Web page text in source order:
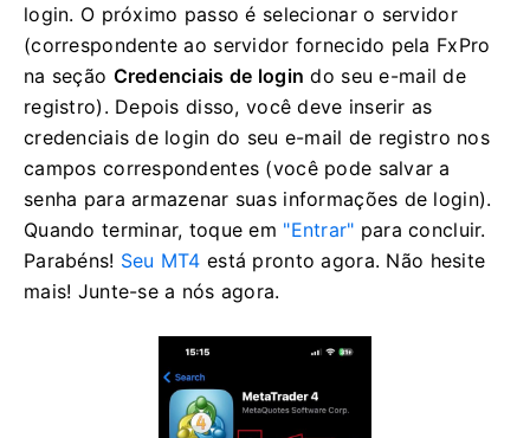
login. O próximo passo é selecionar o servidor
(correspondente ao servidor fornecido pela FxPro
na seção Credenciais de login do seu e-mail de
registro). Depois disso, você deve inserir as
credenciais de login do seu e-mail de registro nos
campos correspondentes (você pode salvar a
senha para armazenar suas informações de login).
Quando terminar, toque em "Entrar" para concluir.
Parabéns! Seu MT4 está pronto agora. Não hesite
mais! Junte-se a nós agora.